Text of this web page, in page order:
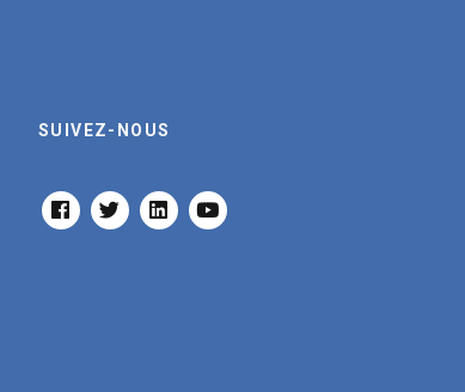
SUIVEZ-NOUS
FACEBOOKTWITTERLINKEDINYOUTUBE